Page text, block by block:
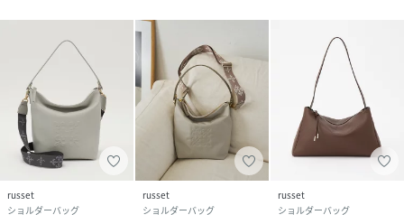
russet
ショルダーバッグ
russet
ショルダーバッグ
russet
ショルダーバッグ